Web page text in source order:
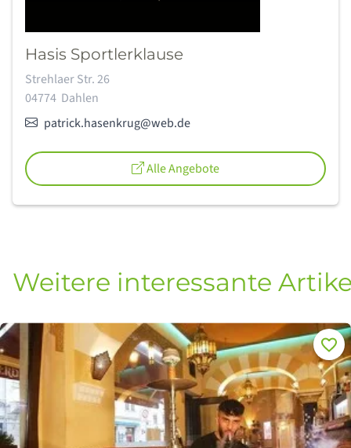
Hasis Sportlerklause
Adresse:
Strehlaer Str. 26
04774 Dahlen
E-Mail:patrick.hasenkrug@web.de
Alle Angebote
Weitere interessante